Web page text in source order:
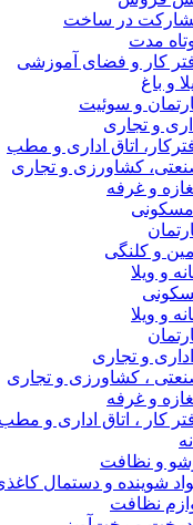
در ساخت
مدت
کار و فضای آموزشی
و باغ
و سوئیت
و تجاری
اتاق اداری و مطب
کشاورزی و تجاری
و غرفه
و کلنگی
و ویلا
و ویلا
و تجاری
، کشاورزی و تجاری
و غرفه
کار ، اتاق اداری و مطب
و نظافت
شوینده و دستمال
نظافت